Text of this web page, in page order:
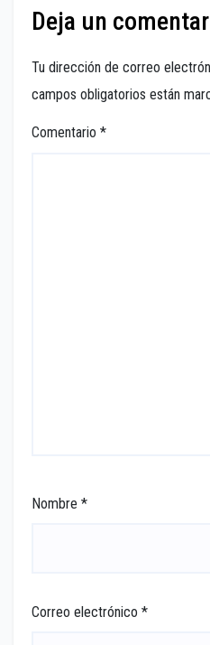
Deja un
Tu dirección de correo
campos obligatorios están
Comentario *
Nombre *
Correo electrónico *